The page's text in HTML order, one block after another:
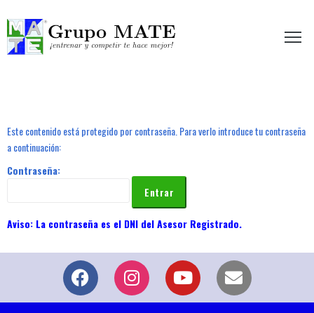
te hace mejor!
Este contenido está protegido por contraseña. Para verlo introduce tu contraseña
a continuación:
Contraseña: